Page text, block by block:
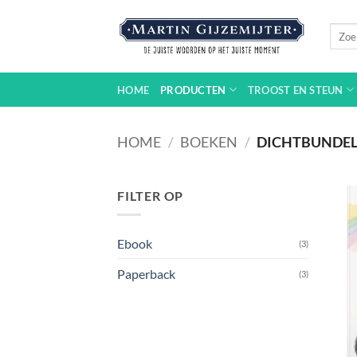
HOME PRODUCTEN TROOST EN STEUN
HOME / BOEKEN /
FILTER OP
Ebook (3)
Paperback (3)